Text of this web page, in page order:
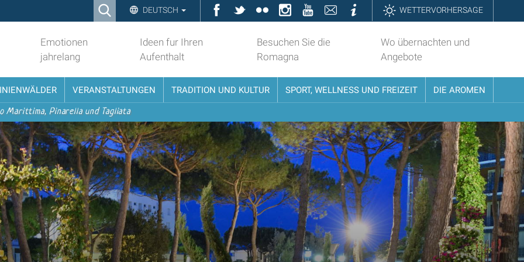
Ricerca DEUTSCH Facebook
TwitterFlickrInstagramYouTubeContattiInformazioniWETTERVORHERSAGE
Emotionen
jahrelang
Ideen fur Ihren
Aufenthalt
Besuchen Sie die
Romagna
Wo übernachten und
Angebote
VERANSTALTUNGEN TRADITION UND KULTUR SPORT, WELLNESS UND FREIZEIT DIE AROMEN
Marittima, Pinarella und Tagliata